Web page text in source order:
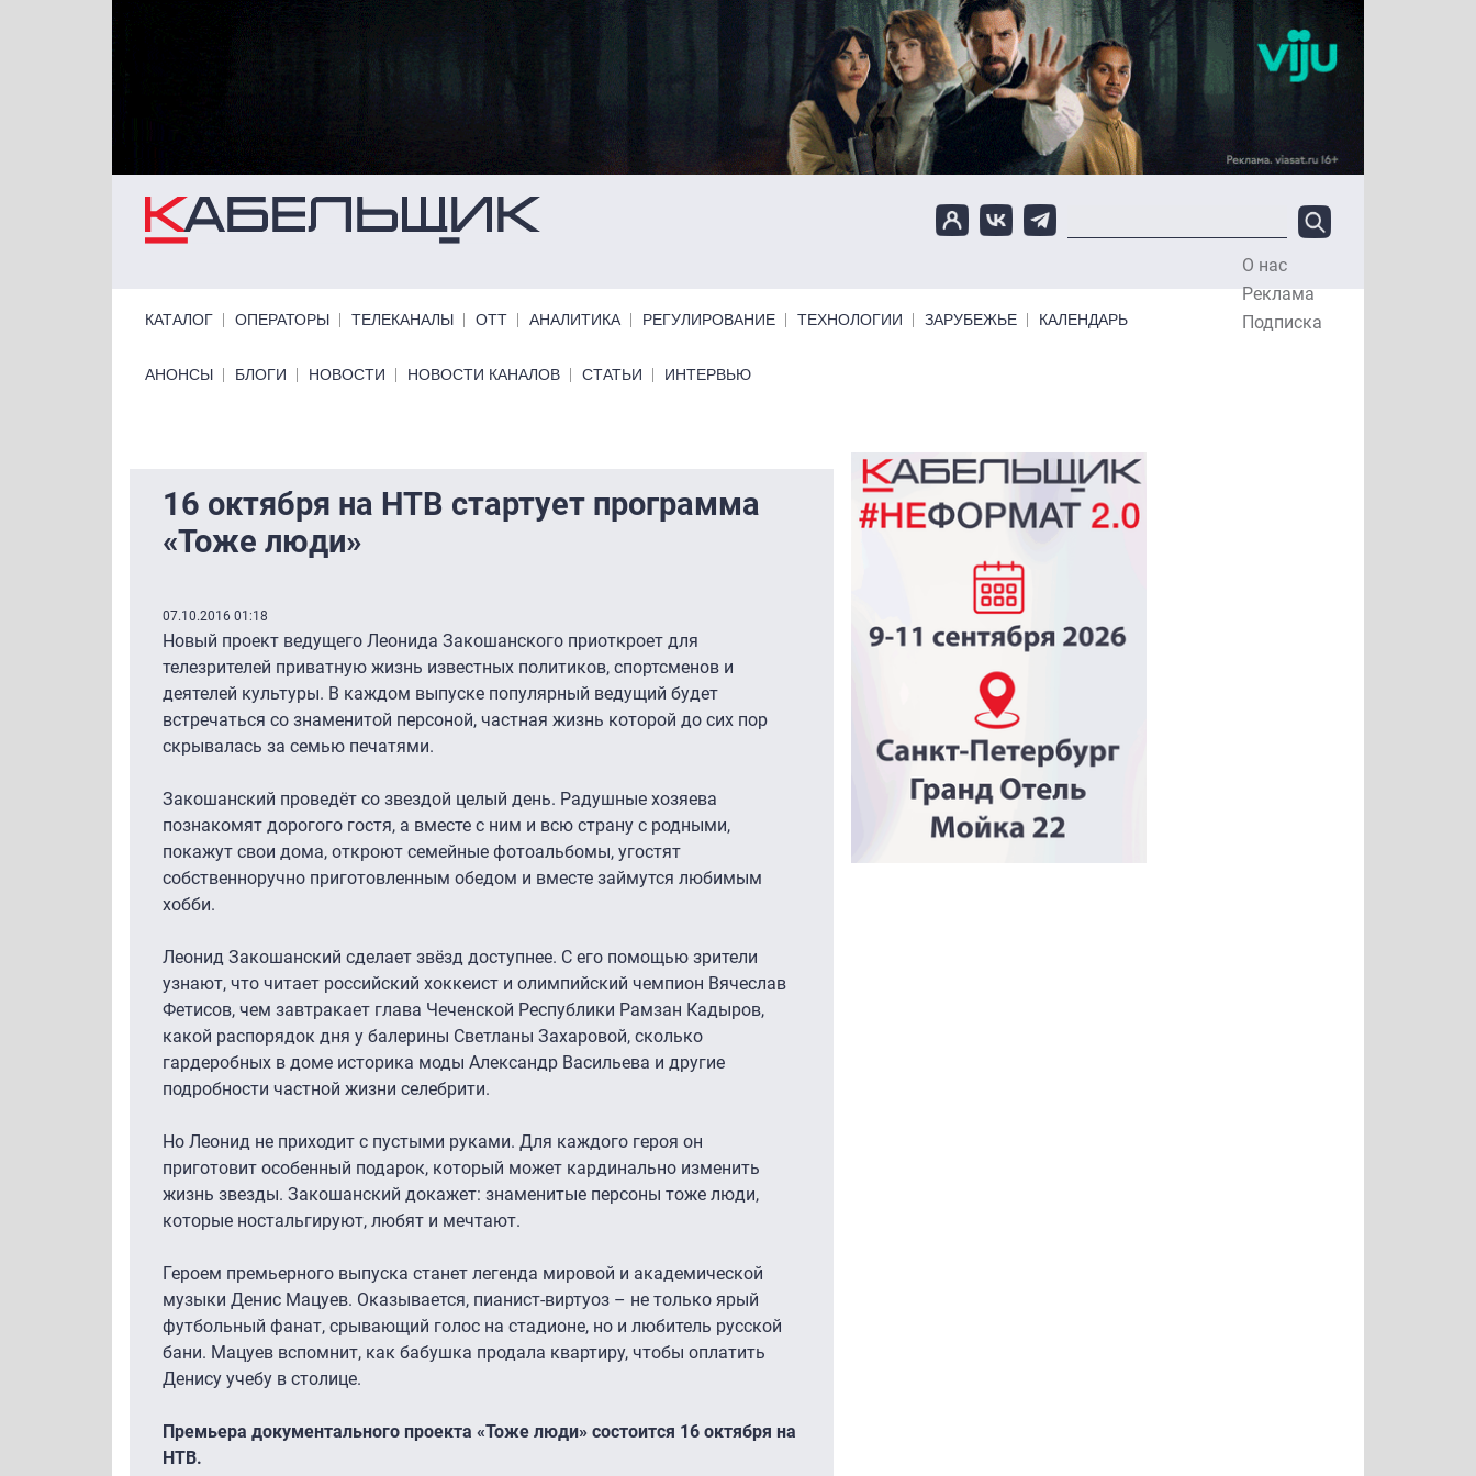
Перейти к основному содержанию
О нас
Реклама
Подписка
КАТАЛОГ ОПЕРАТОРЫ ТЕЛЕКАНАЛЫ ОТТ АНАЛИТИКА РЕГУЛИРОВАНИЕ ТЕХНОЛОГИИ ЗАРУБЕЖЬЕ КАЛЕНДАРЬ
Primary links bottom
АНОНСЫ БЛОГИ НОВОСТИ НОВОСТИ КАНАЛОВ СТАТЬИ ИНТЕРВЬЮ
16 октября на НТВ стартует программа
«Тоже люди»
07.10.2016 01:18
Новый проект ведущего Леонида Закошанского приоткроет для
телезрителей приватную жизнь известных политиков, спортсменов и
деятелей культуры. В каждом выпуске популярный ведущий будет
встречаться со знаменитой персоной, частная жизнь которой до сих пор
скрывалась за семью печатями.
Закошанский проведёт со звездой целый день. Радушные хозяева
познакомят дорогого гостя, а вместе с ним и всю страну с родными,
покажут свои дома, откроют семейные фотоальбомы, угостят
собственноручно приготовленным обедом и вместе займутся любимым
хобби.
Леонид Закошанский сделает звёзд доступнее. С его помощью зрители
узнают, что читает российский хоккеист и олимпийский чемпион Вячеслав
Фетисов, чем завтракает глава Чеченской Республики Рамзан Кадыров,
какой распорядок дня у балерины Светланы Захаровой, сколько
гардеробных в доме историка моды Александр Васильева и другие
подробности частной жизни селебрити.
Но Леонид не приходит с пустыми руками. Для каждого героя он
приготовит особенный подарок, который может кардинально изменить
жизнь звезды. Закошанский докажет: знаменитые персоны тоже люди,
которые ностальгируют, любят и мечтают.
Героем премьерного выпуска станет легенда мировой и академической
музыки Денис Мацуев. Оказывается, пианист-виртуоз – не только ярый
футбольный фанат, срывающий голос на стадионе, но и любитель русской
бани. Мацуев вспомнит, как бабушка продала квартиру, чтобы оплатить
Денису учебу в столице.
Премьера документального проекта «Тоже люди» состоится 16 октября на
НТВ.